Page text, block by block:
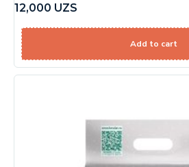
12,000 UZS
Add to cart